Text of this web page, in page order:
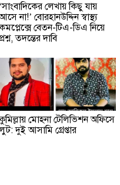
‘সাংবাদিকের লেখায় কিছু যায়
না!’ বোরহানউদ্দিন স্বাস্থ্য
বেতন-টিএ-ডিএ নিয়ে
তদন্তের দাবি
মোহনা টেলিভিশন অফিসে
দুই আসামি গ্রেপ্তার